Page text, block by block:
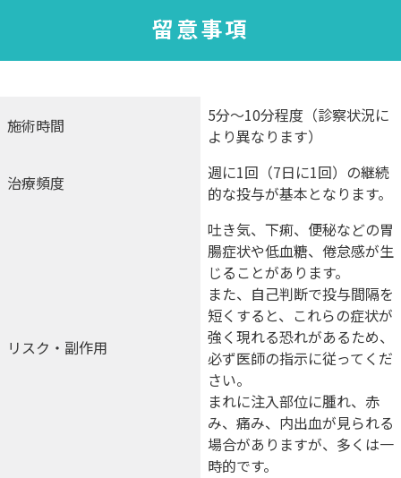
留意事項
施術時間
5分〜10分程度（診察状況に
より異なります）
治療頻度
週に1回（7日に1回）の継続
的な投与が基本となります。
リスク・ 副作用
吐き気、下痢、便秘などの胃
腸症状や低血糖、倦怠感が生
じることがあります。
また、自己判断で投与間隔を
短くすると、これらの症状が
強く現れる恐れがあるため、
必ず医師の指示に従ってくだ
さい。
まれに注入部位に腫れ、赤
み、痛み、内出血が見られる
場合がありますが、多くは一
時的です。